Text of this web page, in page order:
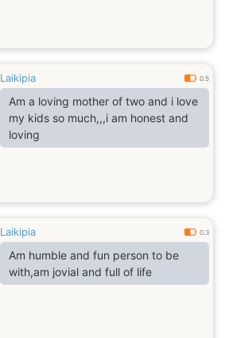
Laikipia 0.5
Am a loving mother of two and i love
my kids so much,,,i am honest and
loving
Laikipia 0.3
Am humble and fun person to be
with,am jovial and full of life